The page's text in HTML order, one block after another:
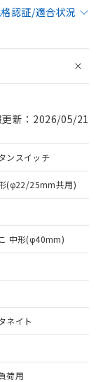
認証/適合状況
更新：2026/05/21
ンスイッチ
(φ22/25mm共用)
中形(φ40mm)
ネイト
荷用